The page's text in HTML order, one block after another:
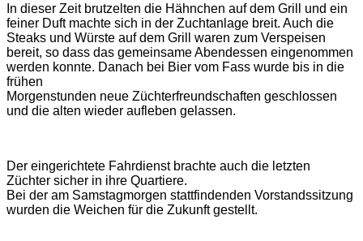
In dieser Zeit brutzelten die Hähnchen auf dem Grill und ein
feiner Duft machte sich in der Zuchtanlage breit. Auch die
Steaks und Würste auf dem Grill waren zum Verspeisen
bereit, so dass das gemeinsame Abendessen eingenommen
werden konnte. Danach bei Bier vom Fass wurde bis in die
frühen
Morgenstunden neue Züchterfreundschaften geschlossen
und die alten wieder aufleben gelassen.
Der eingerichtete Fahrdienst brachte auch die letzten
Züchter sicher in ihre Quartiere.
Bei der am Samstagmorgen stattfindenden Vorstandssitzung
wurden die Weichen für die Zukunft gestellt.